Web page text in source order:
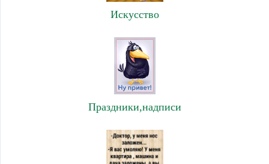
Искусство
Праздники,надписи